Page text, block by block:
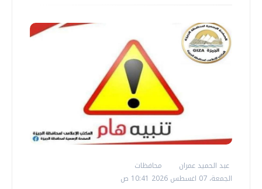
عبد الحميد عمران
محافظات
الجمعة، 07 اغسطس 2026 10:41 ص